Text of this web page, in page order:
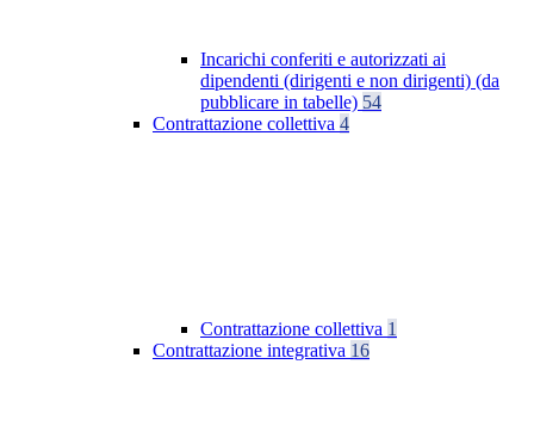
Incarichi conferiti e autorizzati ai
dipendenti (dirigenti e non dirigenti) (da
pubblicare in tabelle) 54
Contrattazione collettiva 4
Contrattazione collettiva 1
Contrattazione integrativa 16